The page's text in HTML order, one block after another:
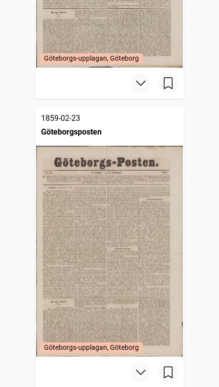
Göteborgs-upplagan, Göteborg
1859-02-23
Göteborgsposten
Göteborgs-upplagan, Göteborg